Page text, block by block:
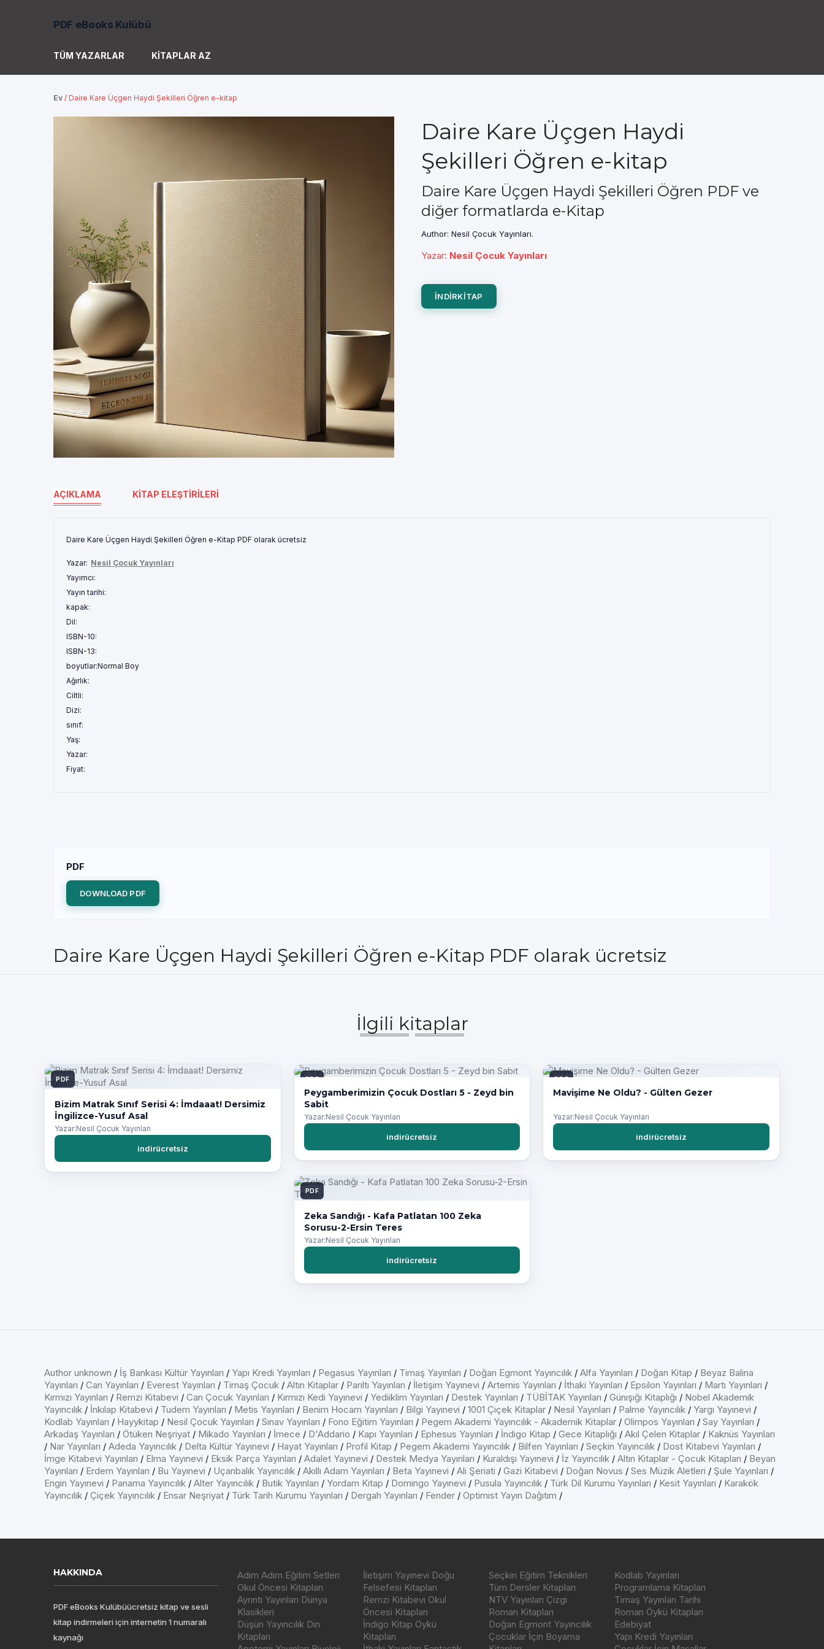
PDF eBooks Kulübü
TÜM YAZARLAR KITAPLAR AZ
Ev / Daire Kare Üçgen Haydi Şekilleri Öğren e-kitap
Daire Kare Üçgen Haydi
Şekilleri Öğren e-kitap
Daire Kare Üçgen Haydi Şekilleri Öğren PDF ve
diğer formatlarda e-Kitap
Author: Nesil Çocuk Yayınları.
Yazar: Nesil Çocuk Yayınları
INDIRKITAP
AÇIKLAMA KITAP ELEŞTIRILERI
Daire Kare Üçgen Haydi Şekilleri Öğren e-Kitap PDF olarak ücretsiz
Yazar: Nesil Çocuk Yayınları
Yayımcı:
Yayın tarihi:
kapak:
Dil:
ISBN-10:
ISBN-13:
boyutlar:Normal Boy
Ağırlık:
Ciltli:
Dizi:
sınıf:
Yaş:
Yazar:
Fiyat:
PDF
DOWNLOAD PDF
Daire Kare Üçgen Haydi Şekilleri Öğren e-Kitap PDF olarak ücretsiz
İlgili kitaplar
PDF
Bizim Matrak Sınıf Serisi 4: İmdaaat! Dersimiz
İngilizce-Yusuf Asal
Yazar:Nesil Çocuk Yayınları
indirücretsiz
PDF
Peygamberimizin Çocuk Dostları 5 - Zeyd bin
Sabit
Yazar:Nesil Çocuk Yayınları
indirücretsiz
PDF
Mavişime Ne Oldu? - Gülten Gezer
Yazar:Nesil Çocuk Yayınları
indirücretsiz
PDF
Zeka Sandığı - Kafa Patlatan 100 Zeka
Sorusu-2-Ersin Teres
Yazar:Nesil Çocuk Yayınları
indirücretsiz
Author unknown / İş Bankası Kültür Yayınları / Yapı Kredi Yayınları / Pegasus Yayınları / Timaş Yayınları / Doğan Egmont Yayıncılık / Alfa Yayınları / Doğan Kitap / Beyaz Balina
Yayınları / Can Yayınları / Everest Yayınları / Timaş Çocuk / Altın Kitaplar / Parıltı Yayınları / İletişim Yayınevi / Artemis Yayınları / İthaki Yayınları / Epsilon Yayınları / Martı Yayınları /
Kırmızı Yayınları / Remzi Kitabevi / Can Çocuk Yayınları / Kırmızı Kedi Yayınevi / Yediiklim Yayınları / Destek Yayınları / TÜBİTAK Yayınları / Günışığı Kitaplığı / Nobel Akademik
Yayıncılık / İnkılap Kitabevi / Tudem Yayınları / Metis Yayınları / Benim Hocam Yayınları / Bilgi Yayınevi / 1001 Çiçek Kitaplar / Nesil Yayınları / Palme Yayıncılık / Yargı Yayınevi /
Kodlab Yayınları / Hayykitap / Nesil Çocuk Yayınları / Sınav Yayınları / Fono Eğitim Yayınları / Pegem Akademi Yayıncılık - Akademik Kitaplar / Olimpos Yayınları / Say Yayınları /
Arkadaş Yayınları / Ötüken Neşriyat / Mikado Yayınları / İmece / D'Addario / Kapı Yayınları / Ephesus Yayınları / İndigo Kitap / Gece Kitaplığı / Akıl Çelen Kitaplar / Kaknüs Yayınları
/ Nar Yayınları / Adeda Yayıncılık / Delta Kültür Yayınevi / Hayat Yayınları / Profil Kitap / Pegem Akademi Yayıncılık / Bilfen Yayınları / Seçkin Yayıncılık / Dost Kitabevi Yayınları /
İmge Kitabevi Yayınları / Elma Yayınevi / Eksik Parça Yayınları / Adalet Yayınevi / Destek Medya Yayınları / Kuraldışı Yayınevi / İz Yayıncılık / Altın Kitaplar - Çocuk Kitapları / Beyan
Yayınları / Erdem Yayınları / Bu Yayınevi / Uçanbalık Yayıncılık / Akıllı Adam Yayınları / Beta Yayınevi / Ali Şeriati / Gazi Kitabevi / Doğan Novus / Ses Müzik Aletleri / Şule Yayınları /
Engin Yayınevi / Panama Yayıncılık / Alter Yayıncılık / Butik Yayınları / Yordam Kitap / Domingo Yayınevi / Pusula Yayıncılık / Türk Dil Kurumu Yayınları / Kesit Yayınları / Karakök
Yayıncılık / Çiçek Yayıncılık / Ensar Neşriyat / Türk Tarih Kurumu Yayınları / Dergah Yayınları / Fender / Optimist Yayın Dağıtım /
HAKKINDA
PDF eBooks Kulübüücretsiz kitap ve sesli
kitap indirmeleri için internetin 1 numaralı
kaynağı
Adım Adım Eğitim Setleri
Okul Öncesi Kitapları
Ayrıntı Yayınları Dünya
Klasikleri
Düşün Yayıncılık Din
Kitapları
İletişim Yayınevi Doğu
Felsefesi Kitapları
Remzi Kitabevi Okul
Öncesi Kitapları
İndigo Kitap Öykü
Kitapları
Seçkin Eğitim Teknikleri
Tüm Dersler Kitapları
NTV Yayınları Çizgi
Roman Kitapları
Doğan Egmont Yayıncılık
Çocuklar İçin Boyama
Kodlab Yayınları
Programlama Kitapları
Timaş Yayınları Tarihi
Roman Öykü Kitapları
Edebiyat
Yapı Kredi Yayınları